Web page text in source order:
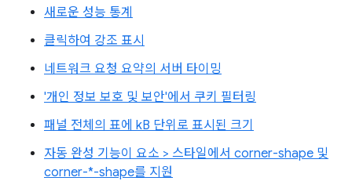
새로운 성능 통계
클릭하여 강조 표시
네트워크 요청 요약의 서버 타이밍
'개인 정보 보호 및 보안'에서 쿠키 필터링
패널 전체의 표에 kB 단위로 표시된 크기
자동 완성 기능이 요소 > 스타일에서 corner-shape 및
corner-*-shape를 지원